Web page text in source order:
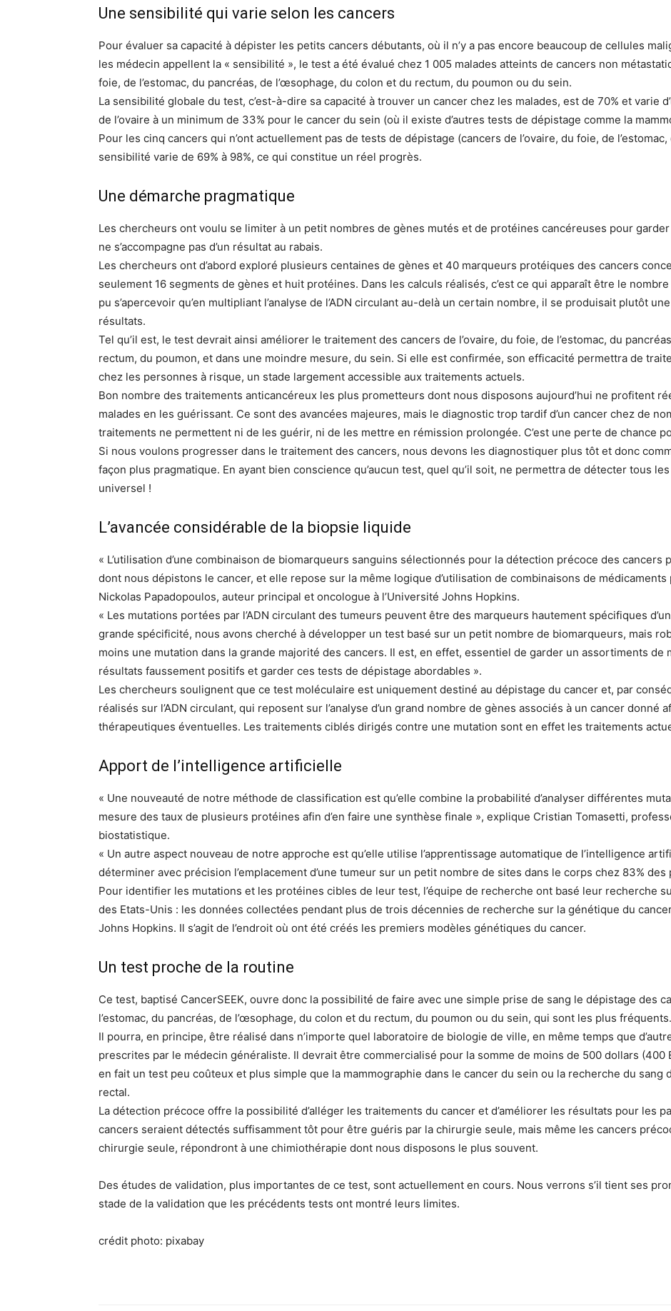
Une sensibilité qui varie selon les cancers
Pour évaluer sa capacité à dépister les petits cancers débutants, où il n’y a pas encore beaucoup de cellules
les médecin appellent la « sensibilité », le test a été évalué chez 1 005 malades atteints de cancers non
foie, de l’estomac, du pancréas, de l’œsophage, du colon et du rectum, du poumon ou du sein.
La sensibilité globale du test, c’est-à-dire sa capacité à trouver un cancer chez les malades, est de 70% et varie
de l’ovaire à un minimum de 33% pour le cancer du sein (où il existe d’autres tests de dépistage comme la
Pour les cinq cancers qui n’ont actuellement pas de tests de dépistage (cancers de l’ovaire, du foie, de
sensibilité varie de 69% à 98%, ce qui constitue un réel progrès.
Une démarche pragmatique
Les chercheurs ont voulu se limiter à un petit nombres de gènes mutés et de protéines cancéreuses pour
ne s’accompagne pas d’un résultat au rabais.
Les chercheurs ont d’abord exploré plusieurs centaines de gènes et 40 marqueurs protéiques des cancers
seulement 16 segments de gènes et huit protéines. Dans les calculs réalisés, c’est ce qui apparaît être le
pu s’apercevoir qu’en multipliant l’analyse de l’ADN circulant au-delà un certain nombre, il se produisait plutôt
résultats.
Tel qu’il est, le test devrait ainsi améliorer le traitement des cancers de l’ovaire, du foie, de l’estomac, du
rectum, du poumon, et dans une moindre mesure, du sein. Si elle est confirmée, son efficacité permettra de
chez les personnes à risque, un stade largement accessible aux traitements actuels.
Bon nombre des traitements anticancéreux les plus prometteurs dont nous disposons aujourd’hui ne profitent
malades en les guérissant. Ce sont des avancées majeures, mais le diagnostic trop tardif d’un cancer chez de
traitements ne permettent ni de les guérir, ni de les mettre en rémission prolongée. C’est une perte de chance
Si nous voulons progresser dans le traitement des cancers, nous devons les diagnostiquer plus tôt et donc
façon plus pragmatique. En ayant bien conscience qu’aucun test, quel qu’il soit, ne permettra de détecter tous
universel !
L’avancée considérable de la biopsie liquide
« L’utilisation d’une combinaison de biomarqueurs sanguins sélectionnés pour la détection précoce des
dont nous dépistons le cancer, et elle repose sur la même logique d’utilisation de combinaisons de
Nickolas Papadopoulos, auteur principal et oncologue à l’Université Johns Hopkins.
« Les mutations portées par l’ADN circulant des tumeurs peuvent être des marqueurs hautement spécifiques
grande spécificité, nous avons cherché à développer un test basé sur un petit nombre de biomarqueurs, mais
moins une mutation dans la grande majorité des cancers. Il est, en effet, essentiel de garder un assortiments
résultats faussement positifs et garder ces tests de dépistage abordables ».
Les chercheurs soulignent que ce test moléculaire est uniquement destiné au dépistage du cancer et, par
réalisés sur l’ADN circulant, qui reposent sur l’analyse d’un grand nombre de gènes associés à un cancer donné
thérapeutiques éventuelles. Les traitements ciblés dirigés contre une mutation sont en effet les traitements
Apport de l’intelligence artificielle
« Une nouveauté de notre méthode de classification est qu’elle combine la probabilité d’analyser différentes
mesure des taux de plusieurs protéines afin d’en faire une synthèse finale », explique Cristian Tomasetti,
biostatistique.
« Un autre aspect nouveau de notre approche est qu’elle utilise l’apprentissage automatique de l’intelligence
déterminer avec précision l’emplacement d’une tumeur sur un petit nombre de sites dans le corps chez 83% des
Pour identifier les mutations et les protéines cibles de leur test, l’équipe de recherche ont basé leur recherche
des Etats-Unis : les données collectées pendant plus de trois décennies de recherche sur la génétique du
Johns Hopkins. Il s’agit de l’endroit où ont été créés les premiers modèles génétiques du cancer.
Un test proche de la routine
Ce test, baptisé CancerSEEK, ouvre donc la possibilité de faire avec une simple prise de sang le dépistage des
l’estomac, du pancréas, de l’œsophage, du colon et du rectum, du poumon ou du sein, qui sont les plus fréquents.
Il pourra, en principe, être réalisé dans n’importe quel laboratoire de biologie de ville, en même temps que
prescrites par le médecin généraliste. Il devrait être commercialisé pour la somme de moins de 500 dollars (400
en fait un test peu coûteux et plus simple que la mammographie dans le cancer du sein ou la recherche du sang
rectal.
La détection précoce offre la possibilité d’alléger les traitements du cancer et d’améliorer les résultats pour les
cancers seraient détectés suffisamment tôt pour être guéris par la chirurgie seule, mais même les cancers
chirurgie seule, répondront à une chimiothérapie dont nous disposons le plus souvent.
Des études de validation, plus importantes de ce test, sont actuellement en cours. Nous verrons s’il tient ses
stade de la validation que les précédents tests ont montré leurs limites.
crédit photo: pixabay